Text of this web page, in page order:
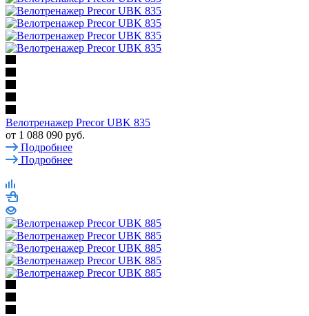
Велотренажер Precor UBK 835
от 1 088 090 руб.
Подробнее
Подробнее